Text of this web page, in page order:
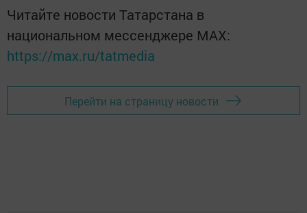
Читайте новости Татарстана в
национальном мессенджере MАХ:
https://max.ru/tatmedia
Перейти на страницу новости